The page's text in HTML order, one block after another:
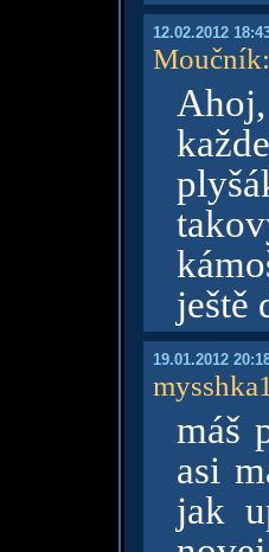
12.02.2012
Moučník:
Ahoj,
ještě
19.01.2012
máš
asi
jak